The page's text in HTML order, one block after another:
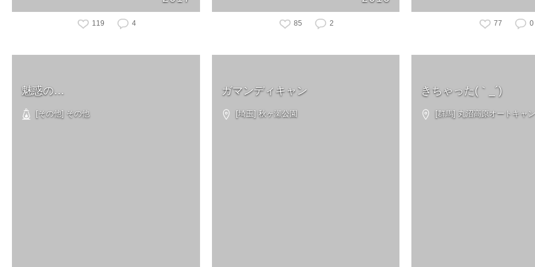
119 4 85 2 77 0
魅惑の…
[その他] その他
ガマンディキャン
[埼玉] 秋ヶ瀬公園
きちゃった(｀_´)ゞ
[群馬] 丸沼高原オートキャ